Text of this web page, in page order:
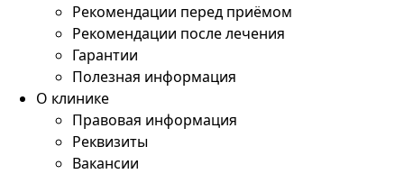
Рекомендации перед приёмом
Рекомендации после лечения
Гарантии
Полезная информация
О клинике
Правовая информация
Реквизиты
Вакансии